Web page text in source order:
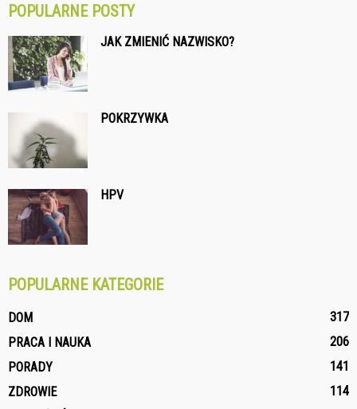
POPULARNE POSTY
JAK ZMIENIĆ NAZWISKO?
POKRZYWKA
HPV
POPULARNE KATEGORIE
DOM
317
PRACA I NAUKA
206
PORADY
141
ZDROWIE
114